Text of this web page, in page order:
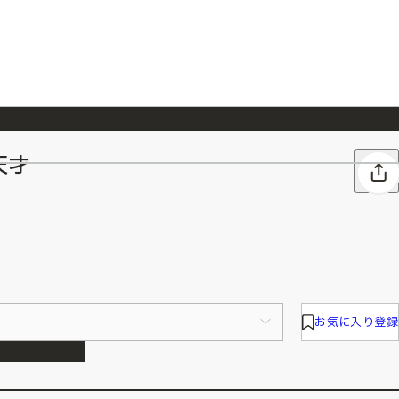
7/23 『ONE PIECE magazine 021 ONE PIECEカード付き同梱版』発売延期のご案内
才
お気に入り登録